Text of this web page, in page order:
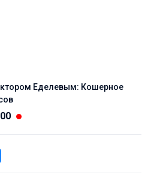
Еделевым: Кошерное